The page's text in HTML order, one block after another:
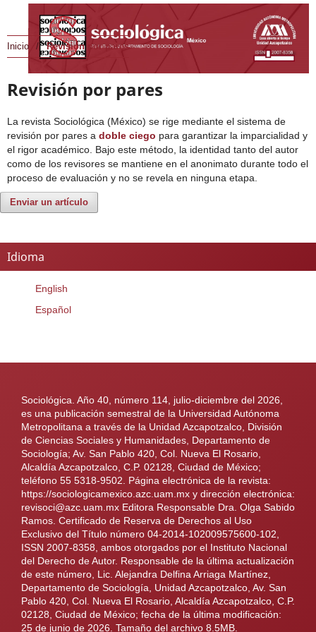
Inicio / Revisión por pares
Revisión por pares
La revista Sociológica (México) se rige mediante el sistema de
revisión por pares a doble ciego para garantizar la imparcialidad y
el rigor académico. Bajo este método, la identidad tanto del autor
como de los revisores se mantiene en el anonimato durante todo el
proceso de evaluación y no se revela en ninguna etapa.
Enviar un artículo
Idioma
English
Español
Sociológica. Año 40, número 114, julio-diciembre del 2026,
es una publicación semestral de la Universidad Autónoma
Metropolitana a través de la Unidad Azcapotzalco, División
de Ciencias Sociales y Humanidades, Departamento de
Sociología; Av. San Pablo 420, Col. Nueva El Rosario,
Alcaldía Azcapotzalco, C.P. 02128, Ciudad de México;
teléfono 55 5318-9502. Página electrónica de la revista:
https://sociologicamexico.azc.uam.mx y dirección electrónica:
revisoci@azc.uam.mx Editora Responsable Dra. Olga Sabido
Ramos. Certificado de Reserva de Derechos al Uso
Exclusivo del Título número 04-2014-102009575600-102,
ISSN 2007-8358, ambos otorgados por el Instituto Nacional
del Derecho de Autor. Responsable de la última actualización
de este número, Lic. Alejandra Delfina Arriaga Martínez,
Departamento de Sociología, Unidad Azcapotzalco, Av. San
Pablo 420, Col. Nueva El Rosario, Alcaldía Azcapotzalco, C.P.
02128, Ciudad de México; fecha de la última modificación:
25 de junio de 2026. Tamaño del archivo 8.5MB.